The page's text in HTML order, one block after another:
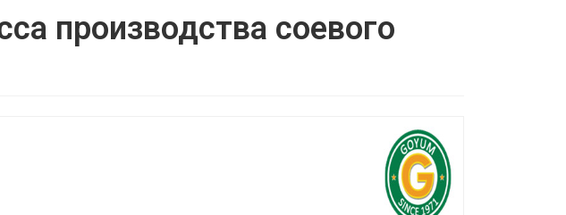
производства соевого